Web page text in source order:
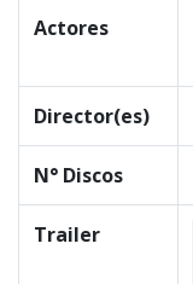
Actores
Director(es)
N° Discos
Trailer